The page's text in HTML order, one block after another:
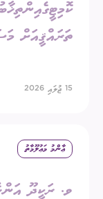
ތަރައްޤީއަށް
15 ޖުލައި 2026
ޢާންމު މަޢުލޫމާތު
ވ. ރަކީދޫ